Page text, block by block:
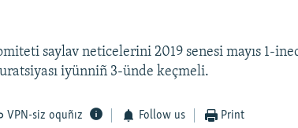
saylav neticelerini 2019 senesi mayıs 1-
iyünniñ 3-ünde keçmeli.
VPN-siz oquñız Follow us Print